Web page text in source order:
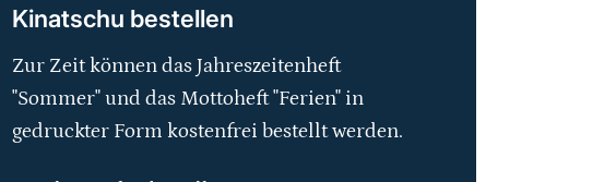
Kinatschu bestellen
Zur Zeit können das Jahreszeitenheft
"Sommer" und das Mottoheft "Ferien" in
gedruckter Form kostenfrei bestellt werden.